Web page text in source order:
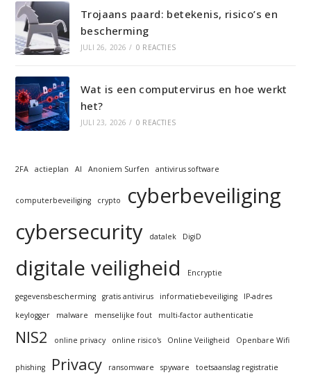
Trojaans paard: betekenis, risico’s en
bescherming
JULI 26, 2026 / 0 REACTIES
Wat is een computervirus en hoe werkt
het?
JULI 23, 2026 / 0 REACTIES
2FA actieplan AI Anoniem Surfen antivirus software
computerbeveiliging crypto
cyberbeveiliging
cybersecurity
datalek DigiD
digitale veiligheid Encryptie
gegevensbescherming gratis antivirus informatiebeveiliging
IP-adres
keylogger
malware menselijke fout multi-factor authenticatie
NIS2 online privacy online risico's Online Veiligheid Openbare Wifi
phishing Privacy ransomware spyware toetsaanslag registratie